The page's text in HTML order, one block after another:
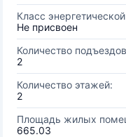
Класс
Не присвоен
Количество
2
Количество этажей:
2
Площадь жилых
665.03